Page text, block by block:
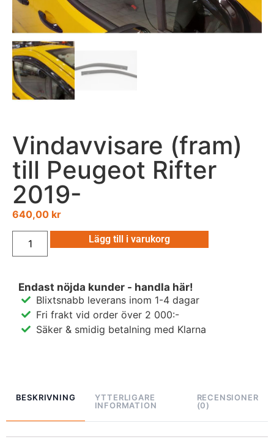
Vindavvisare (fram)
till Peugeot Rifter
2019-
640,00 kr
Lägg till i varukorg
Endast nöjda kunder - handla här!
Blixtsnabb leverans inom 1-4 dagar
Fri frakt vid order över 2 000:-
Säker & smidig betalning med Klarna
BESKRIVNING
YTTERLIGARE
INFORMATION
RECENSIONER
(0)